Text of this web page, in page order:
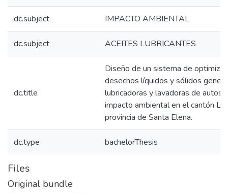
dc.subject IMPACTO AMBIENTAL
dc.subject ACEITES LUBRICANTES
dc.title
Diseño de un sistema de
desechos líquidos y sólidos
lubricadoras y lavadoras de autos
impacto ambiental en el cantón La
provincia de Santa Elena.
dc.type bachelorThesis
Files
Original bundle